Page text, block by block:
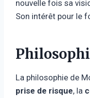
nouvelle fois sa
Son intérêt pour le
La philosophie de
prise de risque, la